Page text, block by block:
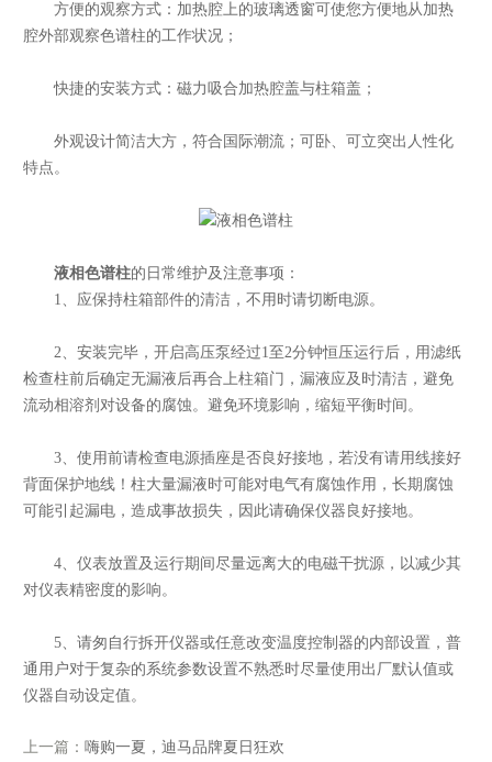
方便的观察方式：加热腔上的玻璃透窗可使您方便地从加热
腔外部观察色谱柱的工作状况；
快捷的安装方式：磁力吸合加热腔盖与柱箱盖；
外观设计简洁大方，符合国际潮流；可卧、可立突出人性化
特点。
液相色谱柱的日常维护及注意事项：
1、应保持柱箱部件的清洁，不用时请切断电源。
2、安装完毕，开启高压泵经过1至2分钟恒压运行后，用滤纸
检查柱前后确定无漏液后再合上柱箱门，漏液应及时清洁，避免
流动相溶剂对设备的腐蚀。避免环境影响，缩短平衡时间。
3、使用前请检查电源插座是否良好接地，若没有请用线接好
背面保护地线！柱大量漏液时可能对电气有腐蚀作用，长期腐蚀
可能引起漏电，造成事故损失，因此请确保仪器良好接地。
4、仪表放置及运行期间尽量远离大的电磁干扰源，以减少其
对仪表精密度的影响。
5、请匆自行拆开仪器或任意改变温度控制器的内部设置，普
通用户对于复杂的系统参数设置不熟悉时尽量使用出厂默认值或
仪器自动设定值。
上一篇：嗨购一夏，迪马品牌夏日狂欢